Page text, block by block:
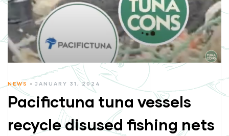
CATEGORIES
NEWS JANUARY 31, 2024
Pacifictuna tuna vessels
recycle disused fishing nets